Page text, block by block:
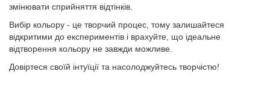
змінювати сприйняття відтінків.
Вибір кольору - це творчий процес, тому залишайтеся
відкритими до експериментів і врахуйте, що ідеальне
відтворення кольору не завжди можливе.
Довіртеся своїй інтуїції та насолоджуйтесь творчістю!